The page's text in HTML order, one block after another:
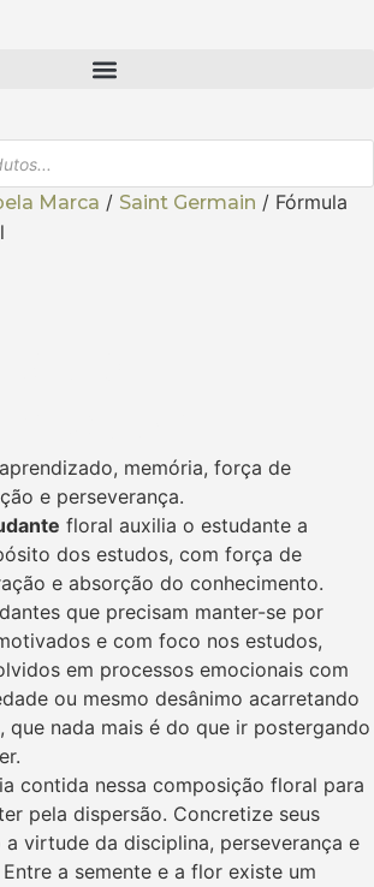
Marca / Saint Germain / Fórmula
memória, força de
e perseverança.
floral auxilia o estudante a
dos estudos, com força de
e absorção do conhecimento.
que precisam manter-se por
e com foco nos estudos,
em processos emocionais com
ou mesmo desânimo acarretando
que nada mais é do que ir postergando
contida nessa composição floral para
pela dispersão. Concretize seus
virtude da disciplina, perseverança e
a semente e a flor existe um